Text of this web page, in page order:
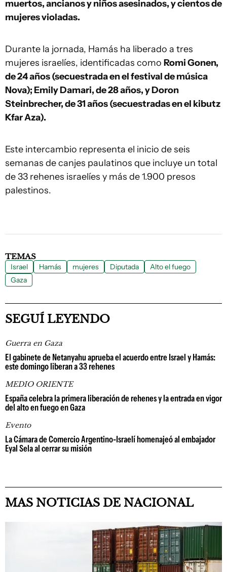
muertos, ancianos y niños asesinados, y cientos de
mujeres violadas.
Durante la jornada, Hamás ha liberado a tres
mujeres israelíes, identificadas como Romi Gonen,
de 24 años (secuestrada en el festival de música
Nova); Emily Damari, de 28 años, y Doron
Steinbrecher, de 31 años (secuestradas en el kibutz
Kfar Aza).
Este intercambio representa el inicio de seis
semanas de canjes paulatinos que incluye un total
de 33 rehenes israelíes y más de 1.900 presos
palestinos.
TEMAS
Israel Hamás mujeres Diputada
Alto el fuego
Gaza
SEGUÍ LEYENDO
Guerra en Gaza
El gabinete de Netanyahu aprueba el acuerdo entre Israel y Hamás:
este domingo liberan a 33 rehenes
MEDIO ORIENTE
España celebra la primera liberación de rehenes y la entrada en vigor
del alto en fuego en Gaza
Evento
La Cámara de Comercio Argentino-Israelí homenajeó al embajador
Eyal Sela al cerrar su misión
MAS NOTICIAS DE NACIONAL